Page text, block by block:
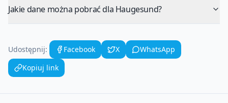
Jakie dane można pobrać dla Haugesund?
Udostępnij: Facebook X
WhatsApp
Kopiuj link